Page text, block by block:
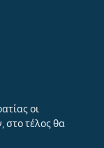
οι
στο τέλος θα